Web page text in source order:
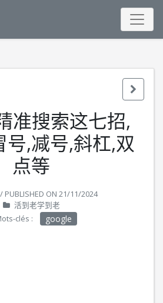
准搜索这七招,
号,减号,斜杠,双
点等
/ PUBLISHED ON 21/11/2024
活到老学到老
clés :
google